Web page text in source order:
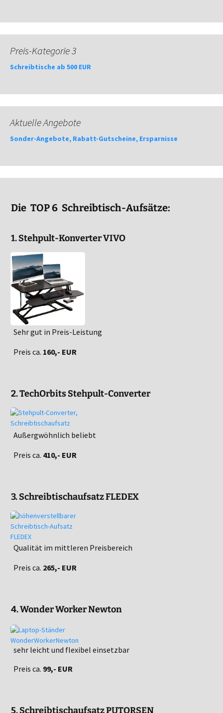
Preis-Kategorie 3
Schreibtische ab 500 EUR
Aktuelle Angebote
Sonder-Angebote, Rabatt-Gutscheine, Ersparnisse
Die TOP 6 Schreibtisch-Aufsätze:
1. Stehpult-Konverter VIVO
Sehr gut in Preis-Leistung
Preis ca. 160,- EUR
2. TechOrbits Stehpult-Converter
Außergwöhnlich beliebt
Preis ca. 410,- EUR
3. Schreibtischaufsatz FLEDEX
Qualität im mittleren Preisbereich
Preis ca. 265,- EUR
4. Wonder Worker Newton
sehr leicht und flexibel einsetzbar
Preis ca. 99,- EUR
5. Schreibtischaufsatz PUTORSEN